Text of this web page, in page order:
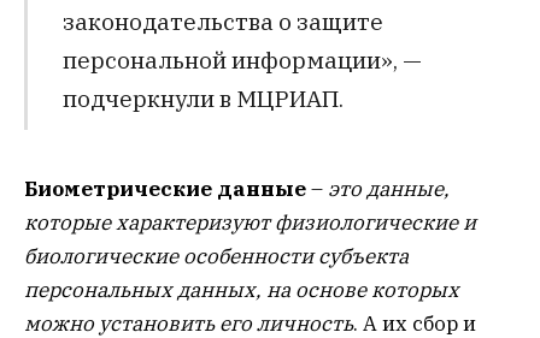
законодательства о защите
персональной информации», —
подчеркнули в МЦРИАП.
Биометрические данные– это данные,
которые характеризуют физиологические и
биологические особенности субъекта
персональных данных, на основе которых
можно установить его личность. А их сбор и